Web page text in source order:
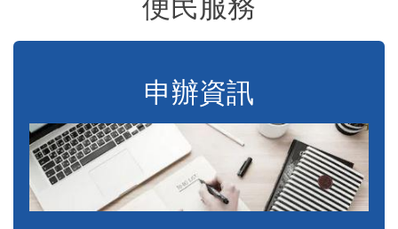
便民服務
申辦資訊